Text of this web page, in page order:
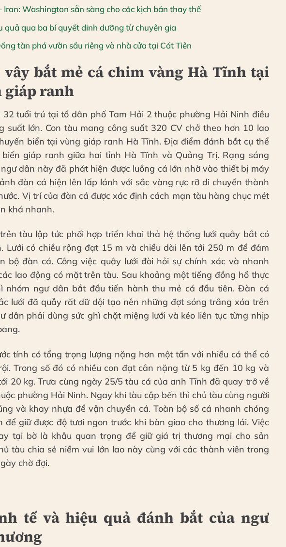
Iran: Washington sẵn sàng cho các kịch bản thay thế
quả qua ba bí quyết dinh dưỡng từ chuyên gia
tàn phá vườn sầu riêng và nhà cửa tại Cát Tiên
bắt mẻ cá chim vàng Hà Tĩnh tại
giáp ranh
tuổi trú tại tổ dân phố Tam Hải 2 thuộc phường Hải Ninh điều
suất lớn. Con tàu mang công suất 320 CV chở theo hơn 10 lao
biển tại vùng giáp ranh Hà Tĩnh. Địa điểm đánh bắt cụ thể
giáp ranh giữa hai tỉnh Hà Tĩnh và Quảng Trị. Rạng sáng
dân này đã phát hiện được luồng cá lớn nhờ vào thiết bị máy
đàn cá hiện lên lấp lánh với sắc vàng rực rỡ di chuyển thành
Vị trí của đàn cá được xác định cách mạn tàu hàng chục mét
khá nhanh.
tàu lập tức phối hợp triển khai thả hệ thống lưới quây bắt có
Lưới có chiều rộng đạt 15 m và chiều dài lên tới 250 m để đảm
bộ đàn cá. Công việc quây lưới đòi hỏi sự chính xác và nhanh
lao động có mặt trên tàu. Sau khoảng một tiếng đồng hồ thực
nhóm ngư dân bắt đầu tiến hành thu mẻ cá đầu tiên. Đàn cá
lưới đã quẫy rất dữ dội tạo nên những đợt sóng trắng xóa trên
dân phải dùng sức ghì chặt miệng lưới và kéo liên tục từng nhịp
tính có tổng trọng lượng nặng hơn một tấn với nhiều cá thể có
Trong số đó có nhiều con đạt cân nặng từ 5 kg đến 10 kg và
20 kg. Trưa cùng ngày 25/5 tàu cá của anh Tĩnh đã quay trở về
phường Hải Ninh. Ngay khi tàu cập bến thì chủ tàu cùng người
và khay nhựa để vận chuyển cá. Toàn bộ số cá nhanh chóng
để giữ được độ tươi ngon trước khi bàn giao cho thương lái. Việc
tại bờ là khâu quan trọng để giữ giá trị thương mại cho sản
tàu chia sẻ niềm vui lớn lao này cùng với các thành viên trong
chờ đợi.
tế và hiệu quả đánh bắt của ngư